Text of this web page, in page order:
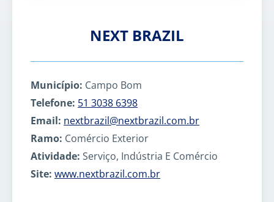
NEXT BRAZIL
Município: Campo Bom
Telefone: 51 3038 6398
Email: nextbrazil@nextbrazil.com.br
Ramo: Comércio Exterior
Atividade: Serviço, Indústria E Comércio
Site: www.nextbrazil.com.br